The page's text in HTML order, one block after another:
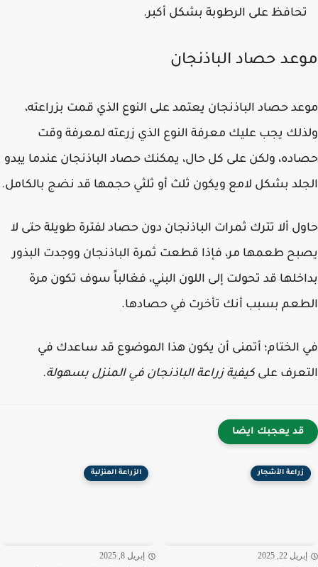
على الرطوبة بشكل أكبر.
حصاد الباذنجان
حصاد الباذنجان يعتمد على النوع الذي قمت بزراعته،
يجب عليك معرفة النوع الذي زرعته لمعرفة وقت
ولكن على كل حال، يمكنك حصاد الباذنجان عندما يبدو
بشكل لامع ويكون ثلث أو ثلثي حجمها قد نضج بالكامل.
ألا تترك ثمرات الباذنجان دون حصاد لفترة طويلة حتى لا
طعمها مر، فإذا قطعت ثمرة الباذنجان ووجدت البذور
قد تحولت إلى اللون البني، فغالباً سوف تكون مرة
بسبب أنك تأخرت في حصادها.
الختام؛ أتمنى أن يكون هذا الموضوع قد ساعدك في
علىكيفية زراعة الباذنجان في المنزل بسهولة.
قد يعجبك ايضا
زراعة الأشجار
22, 2025
الزراعة المنزلية
إبريل 8, 2025